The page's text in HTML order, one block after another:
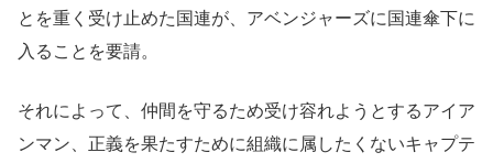
とを重く受け止めた国連が、アベンジャーズに国連傘下に
入ることを要請。
それによって、仲間を守るため受け容れようとするアイア
ンマン、正義を果たすために組織に属したくないキャプテ